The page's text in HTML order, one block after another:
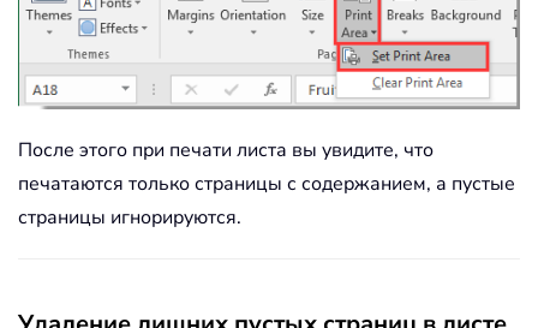
После этого при печати листа вы увидите, что
печатаются только страницы с содержанием, а пустые
страницы игнорируются.